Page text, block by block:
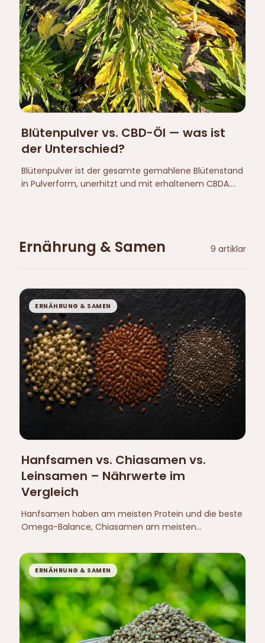
Blütenpulver vs. CBD-Öl — was ist
der Unterschied?
Blütenpulver ist der gesamte gemahlene Blütenstand
in Pulverform, unerhitzt und mit erhaltenem CBDA.
Ernährung & Samen 9 artiklar
ERNÄHRUNG & SAMEN
Hanfsamen vs. Chiasamen vs.
Leinsamen – Nährwerte im
Vergleich
Hanfsamen haben am meisten Protein und die beste
Omega-Balance, Chiasamen am meisten
Omega-3 und Lignane. Die Zahlen pro 100 g
stammen vom USDA – ohne Gesundheitsaussagen.
ERNÄHRUNG & SAMEN